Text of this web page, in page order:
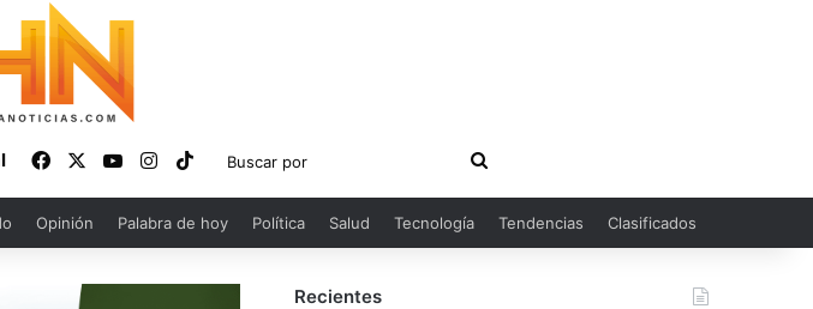
FacebookYouTubeInstagram
TikTok
Buscar
por
Opinión Palabra de hoy Política Salud Tecnología Tendencias Clasificados
Recientes